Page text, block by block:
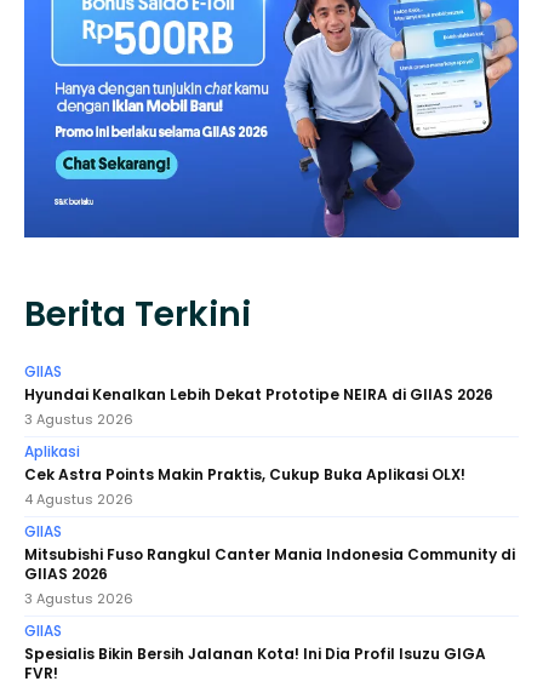
Berita Terkini
GIIAS
Hyundai Kenalkan Lebih Dekat Prototipe NEIRA di GIIAS 2026
3 Agustus 2026
Aplikasi
Cek Astra Points Makin Praktis, Cukup Buka Aplikasi OLX!
4 Agustus 2026
GIIAS
Mitsubishi Fuso Rangkul Canter Mania Indonesia Community di
GIIAS 2026
3 Agustus 2026
GIIAS
Spesialis Bikin Bersih Jalanan Kota! Ini Dia Profil Isuzu GIGA
FVR!